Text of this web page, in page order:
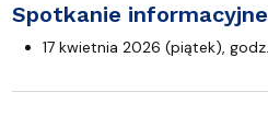
Spotkanie
17 kwietnia 2026 (piątek), godz.